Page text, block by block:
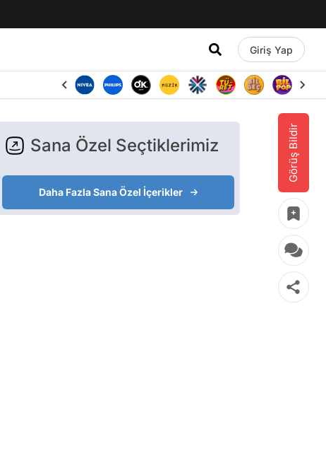
Giriş Yap
Görüş Bildir
Sana Özel Seçtiklerimiz
Daha Fazla Sana Özel İçerikler